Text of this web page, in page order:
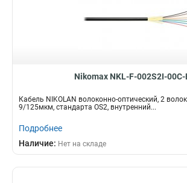
Nikomax NKL-F-002S2I-00C-
Кабель NIKOLAN волоконно-оптический, 2
9/125мкм, стандарта OS2, внутренний...
Подробнее
Наличие: Нет на складе